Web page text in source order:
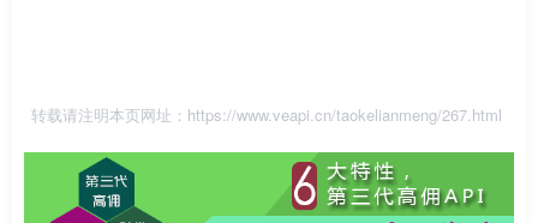
转载请注明本页网址： https://www.veapi.cn/taokelianmeng/267.html